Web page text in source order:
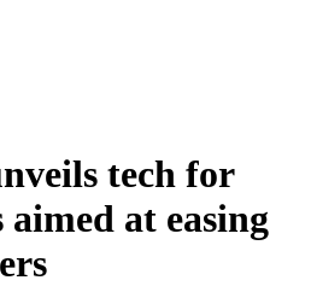
tech for
at easing